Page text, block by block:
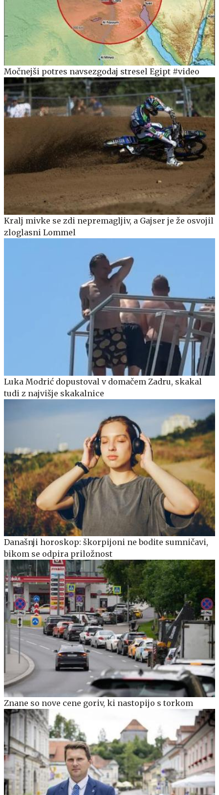
Močnejši potres navsezgodaj stresel Egipt #video
Kralj mivke se zdi nepremagljiv, a Gajser je že osvojil
zloglasni Lommel
Luka Modrić dopustoval v domačem Zadru, skakal
tudi z najvišje skakalnice
Današnji horoskop: škorpijoni ne bodite sumničavi,
bikom se odpira priložnost
Znane so nove cene goriv, ki nastopijo s torkom